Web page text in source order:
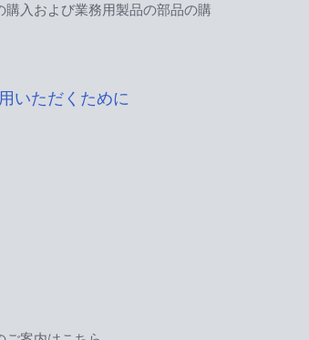
入および業務用製品の部品の購
いただくために